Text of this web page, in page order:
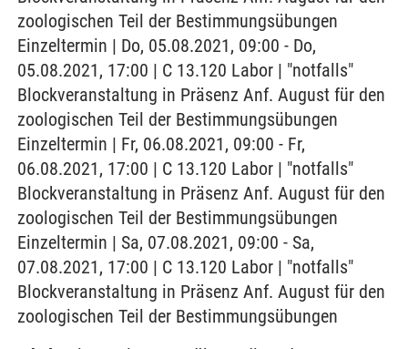
zoologischen Teil der Bestimmungsübungen
Einzeltermin | Do, 05.08.2021, 09:00 - Do,
05.08.2021, 17:00 | C 13.120 Labor | "notfalls"
Blockveranstaltung in Präsenz Anf. August für den
zoologischen Teil der Bestimmungsübungen
Einzeltermin | Fr, 06.08.2021, 09:00 - Fr,
06.08.2021, 17:00 | C 13.120 Labor | "notfalls"
Blockveranstaltung in Präsenz Anf. August für den
zoologischen Teil der Bestimmungsübungen
Einzeltermin | Sa, 07.08.2021, 09:00 - Sa,
07.08.2021, 17:00 | C 13.120 Labor | "notfalls"
Blockveranstaltung in Präsenz Anf. August für den
zoologischen Teil der Bestimmungsübungen